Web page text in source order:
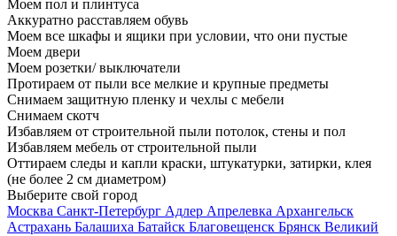
Моем пол и плинтуса
Аккуратно расставляем обувь
Моем все шкафы и ящики при условии, что они пустые
Моем двери
Моем розетки/ выключатели
Протираем от пыли все мелкие и крупные предметы
Снимаем защитную пленку и чехлы с мебели
Снимаем скотч
Избавляем от строительной пыли потолок, стены и пол
Избавляем мебель от строительной пыли
Оттираем следы и капли краски, штукатурки, затирки, клея
(не более 2 см диаметром)
Выберите свой город
Москва Санкт-Петербург Адлер Апрелевка Архангельск
Астрахань Балашиха Батайск Благовещенск Брянск Великий